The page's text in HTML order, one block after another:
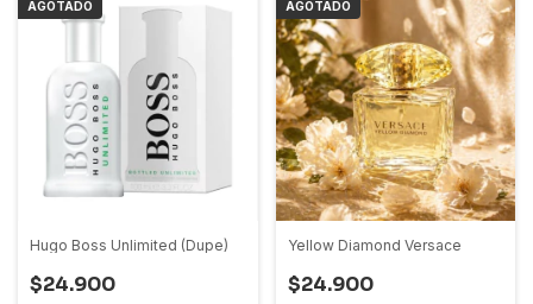
AGOTADO
Hugo Boss Unlimited (Dupe)
$24.900
AGOTADO
Yellow Diamond Versace
$24.900